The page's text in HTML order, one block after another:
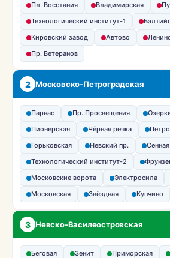
Пл. Восстания
Владимирская
Технологический институт-1
Кировский завод
Автово
Пр. Ветеранов
2 Московско-Петроградская
Парнас Пр. Просвещения
Пионерская
Чёрная речка
Горьковская
Невский пр.
Технологический институт-2
Московские ворота
Электросила
Московская
Звёздная Купчино
3 Невско-Василеостровская
Беговая Зенит Приморская